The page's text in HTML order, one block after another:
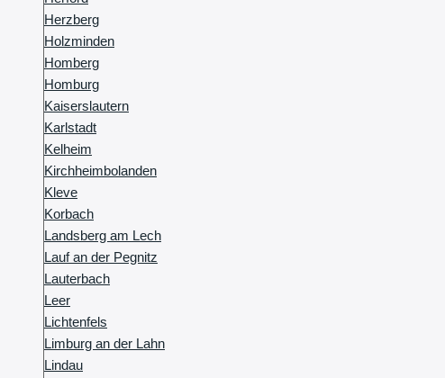
Herzberg
Holzminden
Homberg
Homburg
Kaiserslautern
Karlstadt
Kelheim
Kirchheimbolanden
Kleve
Korbach
Landsberg am Lech
Lauf an der Pegnitz
Lauterbach
Leer
Lichtenfels
Limburg an der Lahn
Lindau